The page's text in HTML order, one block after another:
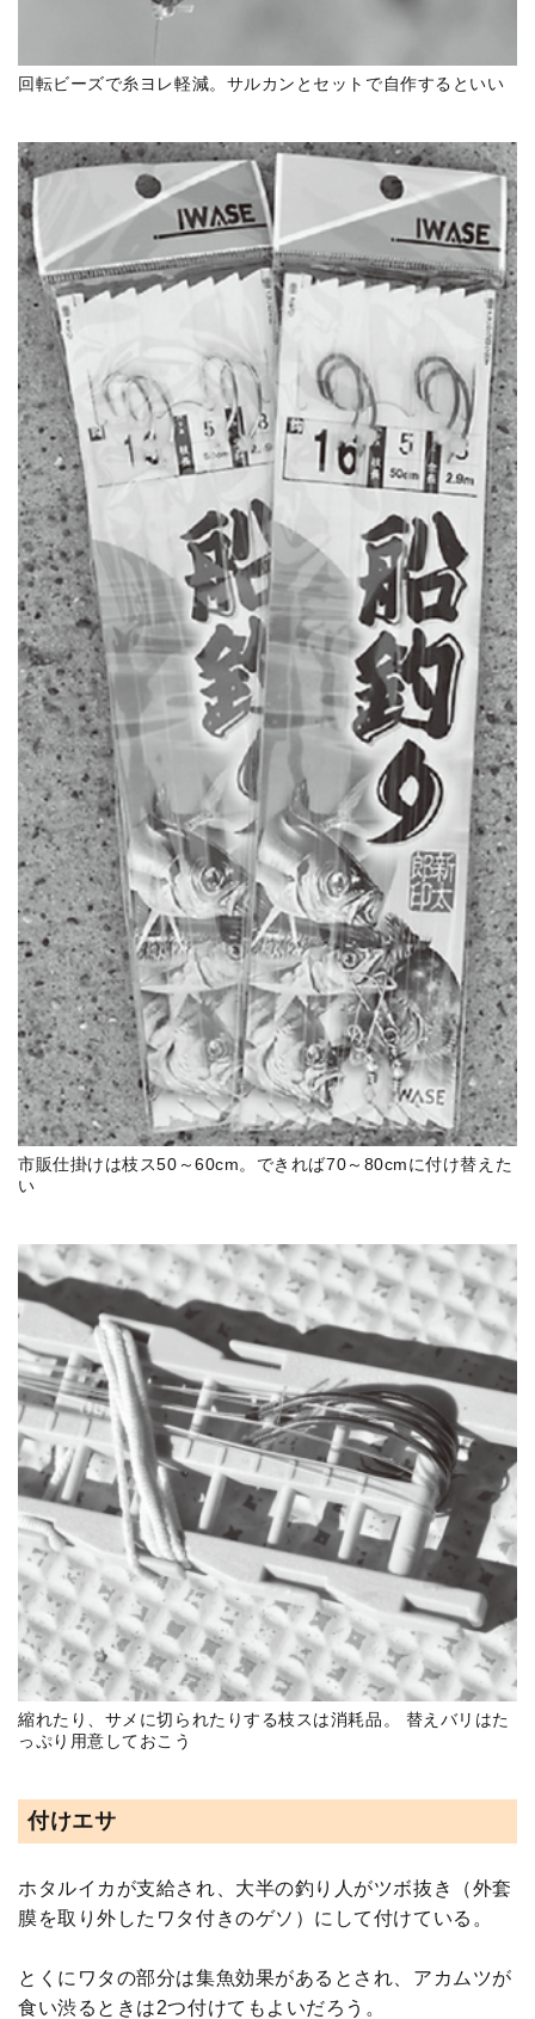
回転ビーズで糸ヨレ軽減。サルカンとセットで自作するといい
市販仕掛けは枝ス50～60cm。できれば70～80cmに付け替えた
い
縮れたり、サメに切られたりする枝スは消耗品。 替えバリはた
っぷり用意しておこう
付けエサ
ホタルイカが支給され、大半の釣り人がツボ抜き（外套
膜を取り外したワタ付きのゲソ）にして付けている。
とくにワタの部分は集魚効果があるとされ、アカムツが
食い渋るときは2つ付けてもよいだろう。